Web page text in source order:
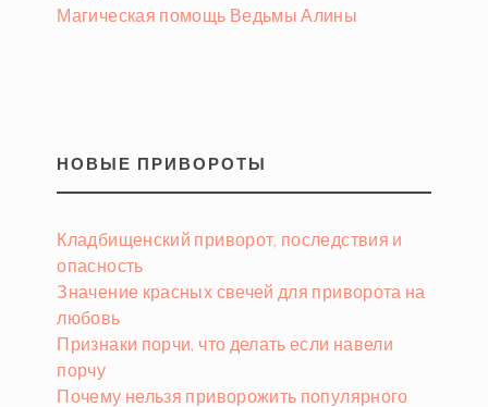
Магическая помощь Ведьмы Алины
НОВЫЕ ПРИВОРОТЫ
Кладбищенский приворот, последствия и
опасность
Значение красных свечей для приворота на
любовь
Признаки порчи, что делать если навели
порчу
Почему нельзя приворожить популярного